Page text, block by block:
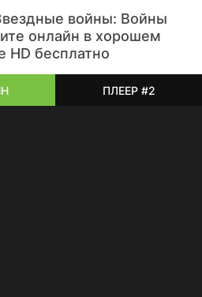
войны: Войны
онлайн в хорошем
HD бесплатно
ПЛЕЕР #2